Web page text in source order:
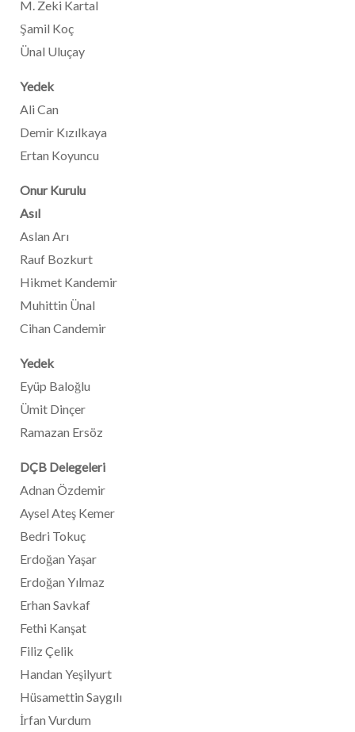
M. Zeki Kartal
Şamil Koç
Ünal Uluçay
Yedek
Ali Can
Demir Kızılkaya
Ertan Koyuncu
Onur Kurulu
Asıl
Aslan Arı
Rauf Bozkurt
Hikmet Kandemir
Muhittin Ünal
Cihan Candemir
Yedek
Eyüp Baloğlu
Ümit Dinçer
Ramazan Ersöz
DÇB Delegeleri
Adnan Özdemir
Aysel Ateş Kemer
Bedri Tokuç
Erdoğan Yaşar
Erdoğan Yılmaz
Erhan Savkaf
Fethi Kanşat
Filiz Çelik
Handan Yeşilyurt
Hüsamettin Saygılı
İrfan Vurdum